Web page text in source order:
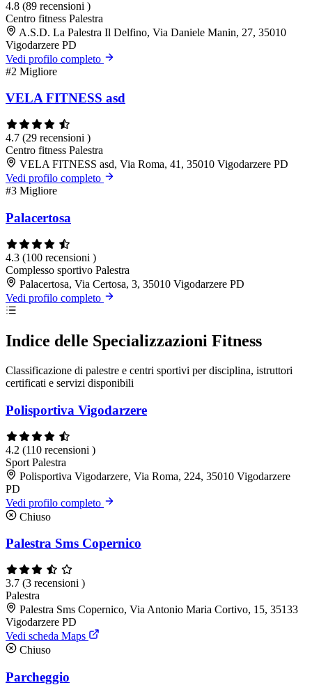
4.8 (89 recensioni )
Centro fitness Palestra
A.S.D. La Palestra Il Delfino, Via Daniele Manin, 27, 35010
Vigodarzere PD
Vedi profilo completo
#2 Migliore
VELA FITNESS asd
4.7 (29 recensioni )
Centro fitness Palestra
VELA FITNESS asd, Via Roma, 41, 35010 Vigodarzere PD
Vedi profilo completo
#3 Migliore
Palacertosa
4.3 (100 recensioni )
Complesso sportivo Palestra
Palacertosa, Via Certosa, 3, 35010 Vigodarzere PD
Vedi profilo completo
Indice delle Specializzazioni Fitness
Classificazione di palestre e centri sportivi per disciplina, istruttori
certificati e servizi disponibili
Polisportiva Vigodarzere
4.2 (110 recensioni )
Sport Palestra
Polisportiva Vigodarzere, Via Roma, 224, 35010 Vigodarzere
PD
Vedi profilo completo
Chiuso
Palestra Sms Copernico
3.7 (3 recensioni )
Palestra
Palestra Sms Copernico, Via Antonio Maria Cortivo, 15, 35133
Vigodarzere PD
Vedi scheda Maps
Chiuso
Parcheggio